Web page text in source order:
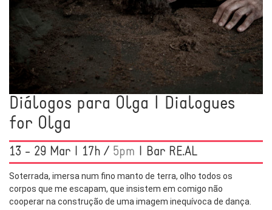
Diálogos para Olga | Dialogues
for Olga
13 - 29 Mar | 17h / 5pm | Bar RE.AL
Soterrada, imersa num fino manto de terra, olho todos os
corpos que me escapam, que insistem em comigo não
cooperar na construção de uma imagem inequívoca de dança.